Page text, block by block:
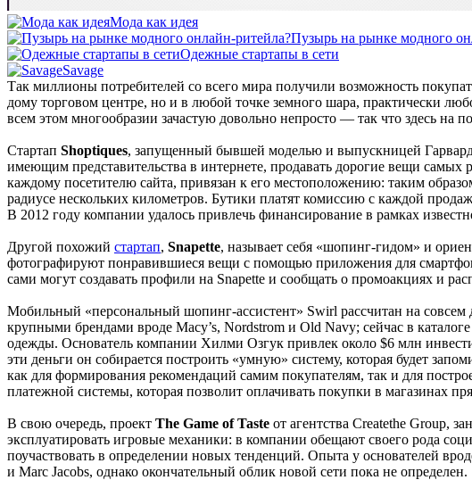
Мода как идея
Пузырь на рынке модного
Одежные стартапы в сети
Savage
Так миллионы потребителей со всего мира получили возможность
дому торговом центре, но и в любой точке земного шара, практически
всем этом многообразии зачастую довольно непросто — так что здесь на
Стартап Shoptiques, запущенный бывшей моделью и выпускницей
имеющим представительства в интернете, продавать дорогие вещи
каждому посетителю сайта, привязан к его местоположению: таким
радиусе нескольких километров. Бутики платят комиссию с каждой
В 2012 году компании удалось привлечь финансирование в рамках
Другой похожий стартап, Snapette, называет себя «шопинг-гидом» и
фотографируют понравившиеся вещи с помощью приложения для
сами могут создавать профили на Snapette и сообщать о промоакциях и
Мобильный «персональный шопинг-ассистент» Swirl рассчитан на совсем
крупными брендами вроде Macy’s, Nordstrom и Old Navy; сейчас в
одежды. Основатель компании Хилми Озгук привлек около $6 млн
эти деньги он собирается построить «умную» систему, которая будет
как для формирования рекомендаций самим покупателям, так и для
платежной системы, которая позволит оплачивать покупки в магазинах
В свою очередь, проект The Game of Taste от агентства Createthe Group,
эксплуатировать игровые механики: в компании обещают своего рода
поучаствовать в определении новых тенденций. Опыта у основателей
и Marc Jacobs, однако окончательный облик новой сети пока не определен.